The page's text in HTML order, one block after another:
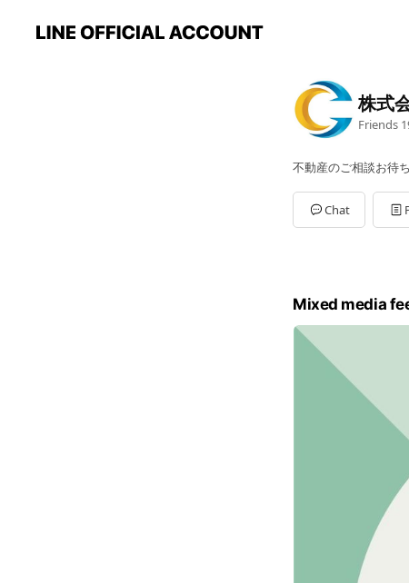
株式
Friends
不動産のご相談お待
Chat
Mixed media